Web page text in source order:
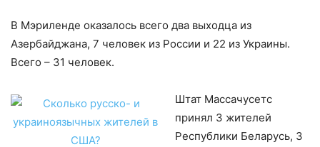
В Мэриленде оказалось всего два выходца из
Азербайджана, 7 человек из России и 22 из Украины.
Всего – 31 человек.
Штат Массачусетс
принял 3 жителей
Республики Беларусь, 3